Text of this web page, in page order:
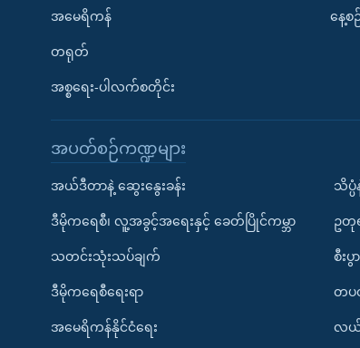
အမေရိကန်
တရုတ်
အစ္စရေး-ပါလက်စတိုင်း
နေ့
အပတ်စဉ်ကဏ္ဍများ
အယ်ဒီတာနဲ့ ဆွေးနွေးခန်း
ဒီမိုကရေစီ၊ လူ့အခွင့်အရေးနှင့် ခေတ်ပြိုင်ကမ္ဘာ
သတင်းသုံးသပ်ချက်
ဒီမိုကရေစီရေးရာ
အမေရိကန်နိုင်ငံရေး
သိပ္
ဥတု
စီးပွ
တပ
လယ်